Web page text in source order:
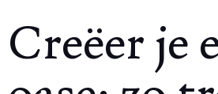
Creëer je